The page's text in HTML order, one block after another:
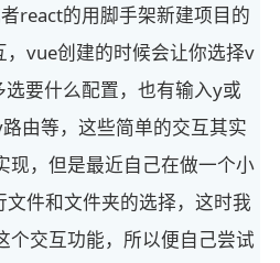
react的用脚手架新建项目的
，vue创建的时候会让你选择v
要什么配置，也有输入y或
由等，这些简单的交互其实
现，但是最近自己在做一个小
件和文件夹的选择，这时我
个交互功能，所以便自己尝试